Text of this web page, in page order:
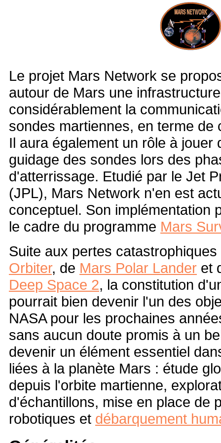
Le projet Mars Network se
autour de Mars une
considérablement la
sondes martiennes, en terme de
Il aura également un rôle à jouer
guidage des sondes lors des
d'atterrissage. Etudié par le Jet
(JPL), Mars Network n'en est
conceptuel. Son implémentation
le cadre du programme Mars
Suite aux pertes
Orbiter, de Mars Polar Lander et
Deep Space 2, la constitution
pourrait bien devenir l'un des
NASA pour les prochaines
sans aucun doute promis à un
devenir un élément essentiel
liées à la planète Mars : étude
depuis l'orbite martienne,
d'échantillons, mise en place de
robotiques et débarquement